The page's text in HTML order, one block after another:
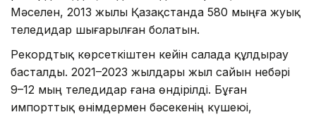
Мәселен, 2013 жылы Қазақстанда 580 мыңға жуық
теледидар шығарылған болатын.
Рекордтық көрсеткіштен кейін салада құлдырау
басталды. 2021–2023 жылдары жыл сайын небәрі
9–12 мың теледидар ғана өндірілді. Бұған
импорттық өнімдермен бәсекенің күшеюі,